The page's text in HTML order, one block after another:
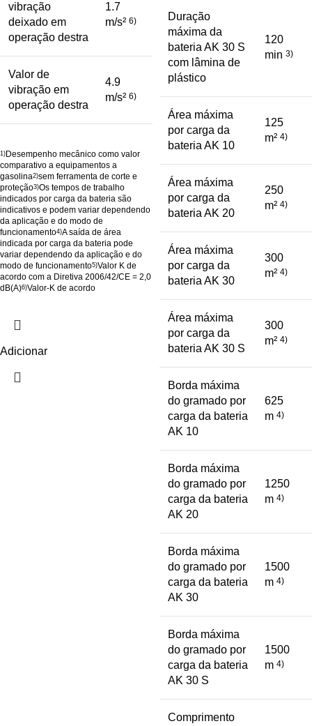
vibração
deixado em
operação destra
1.7
m/s² 6)
Valor de
vibração em
operação destra
4.9
m/s² 6)
1) Desempenho mecânico como valor
comparativo a equipamentos a
gasolina2)sem ferramenta de corte e
proteção3)Os tempos de trabalho
indicados por carga da bateria são
indicativos e podem variar dependendo
da aplicação e do modo de
funcionamento4)A saída de área
indicada por carga da bateria pode
variar dependendo da aplicação e do
modo de funcionamento5)Valor K de
acordo com a Diretiva 2006/42/CE = 2,0
dB(A)6)Valor-K de acordo
Adicionar
Duração
máxima da
bateria AK 30 S
com lâmina de
plástico
120
min 3)
Área máxima
por carga da
bateria AK 10
125
m² 4)
Área máxima
por carga da
bateria AK 20
250
m² 4)
Área máxima
por carga da
bateria AK 30
300
m² 4)
Área máxima
por carga da
bateria AK 30 S
300
m² 4)
Borda máxima
do gramado por
carga da bateria
AK 10
625
m 4)
Borda máxima
do gramado por
carga da bateria
AK 20
1250
m 4)
Borda máxima
do gramado por
carga da bateria
AK 30
1500
m 4)
Borda máxima
do gramado por
carga da bateria
AK 30 S
1500
m 4)
Comprimento